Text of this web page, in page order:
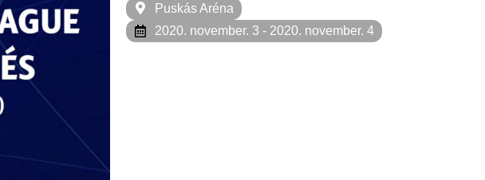
Puskás Aréna
2020. november. 3 - 2020. november. 4